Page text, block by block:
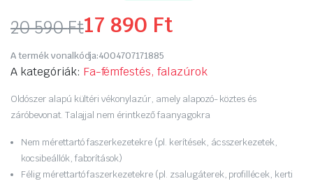
20 590Ft
Original
price
was:
20
590 Ft.
17 890 Ft
Current
price
is:
17
890 Ft.
A termék vonalkódja:4004707171885
A kategóriák: Fa-fémfestés, falazúrok
Oldószer alapú kültéri vékonylazúr, amely alapozó- köztes és
záróbevonat. Talajjal nem érintkező faanyagokra
Nem mérettartó faszerkezetekre (pl. kerítések, ácsszerkezetek,
kocsibeállók, faborítások)
Félig mérettartó faszerkezetekre (pl. zsalugáterek, profillécek, kerti